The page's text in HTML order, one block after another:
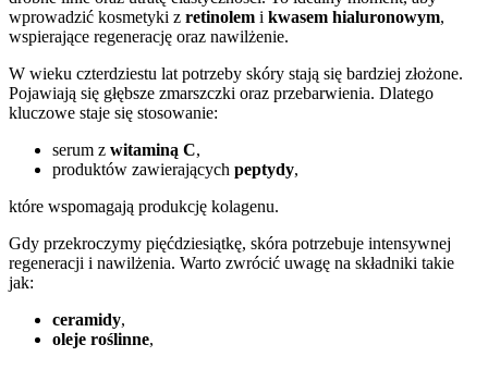
wprowadzić kosmetyki z retinolem i kwasem hialuronowym,
wspierające regenerację oraz nawilżenie.
W wieku czterdziestu lat potrzeby skóry stają się bardziej złożone.
Pojawiają się głębsze zmarszczki oraz przebarwienia. Dlatego
kluczowe staje się stosowanie:
serum z witaminą C,
produktów zawierających peptydy,
które wspomagają produkcję kolagenu.
Gdy przekroczymy pięćdziesiątkę, skóra potrzebuje intensywnej
regeneracji i nawilżenia. Warto zwrócić uwagę na składniki takie
jak:
ceramidy,
oleje roślinne,